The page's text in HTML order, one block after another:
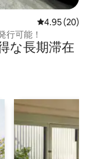
レビュー20
4.95 (20)
行可能！
な長⁠期⁠滞⁠在